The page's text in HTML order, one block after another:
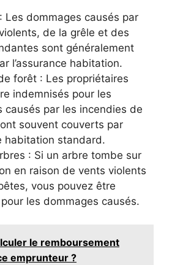
Les dommages causés par
de la grêle et des
sont généralement
l’assurance habitation.
forêt : Les propriétaires
indemnisés pour les
causés par les incendies de
souvent couverts par
habitation standard.
: Si un arbre tombe sur
en raison de vents violents
vous pouvez être
les dommages causés.
le remboursement
emprunteur ?